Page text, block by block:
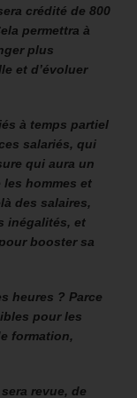
crédité de 800
permettra à
plus
et d’évoluer
à temps partiel
salariés, qui
qui aura un
hommes et
des salaires,
inégalités, et
booster sa
heures ? Parce
pour les
formation,
revue, de